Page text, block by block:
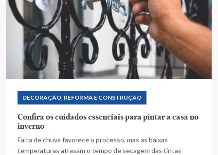
DECORAÇÃO, REFORMA E CONSTRUÇÃO
Confira os cuidados essenciais para pintar a casa no
inverno
Falta de chuva favorece o processo, mas as baixas
temperaturas atrasam o tempo de secagem das tintas